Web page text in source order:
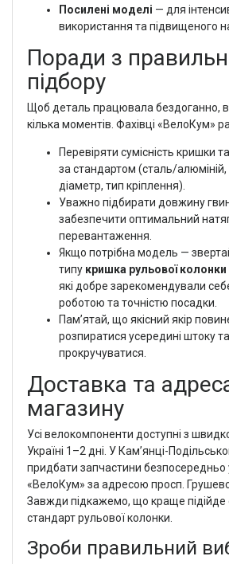
Посилені моделі — для
використання та підвищеного
Поради з
підбору
Щоб деталь працювала бездоганно,
кілька моментів. Фахівці «ВелоКум»
Перевіряти сумісність кришки
за стандартом (сталь/алюміній,
діаметр, тип кріплення).
Уважно підбирати довжину
забезпечити оптимальний
перевантаження.
Якщо потрібна модель —
типу кришка рульової колонки
які добре зарекомендували
роботою та точністю посадки.
Пам’ятай, що якісний якір
розпиратися усередині штоку
прокручуватися.
Доставка та
магазину
Усі велокомпоненти доступні з
Україні 1–2 дні. У Кам’янці-
придбати запчастини безпосередньо
«ВелоКум» за адресою просп.
Завжди підкажемо, що краще підійде
стандарт рульової колонки.
Зроби правильний